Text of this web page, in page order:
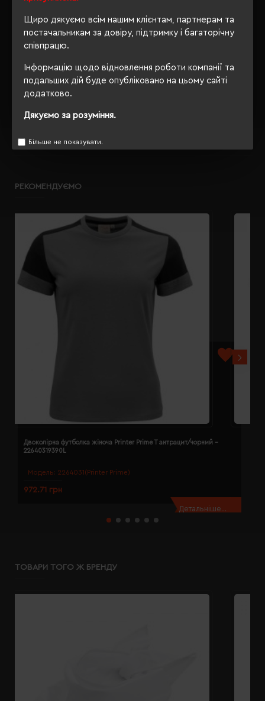
Щиро дякуємо всім нашим клієнтам, партнерам та
постачальникам за довіру, підтримку і багаторічну
співпрацю.
Інформацію щодо відновлення роботи компанії та
подальших дій буде опубліковано на цьому сайті
додатково.
Дякуємо за розуміння.
Більше не показувати.
OEKO-TEX® Standard 100,
ОПИС
РЕКОМЕНДУЄМО
Модель: 2264031(Printer Prime)
Двоколірна футболка жіноча Printer Prime T антрацит/чорний -
22640319390L
972.71 грн
Детальніше...
ТОВАРИ ТОГО Ж БРЕНДУ